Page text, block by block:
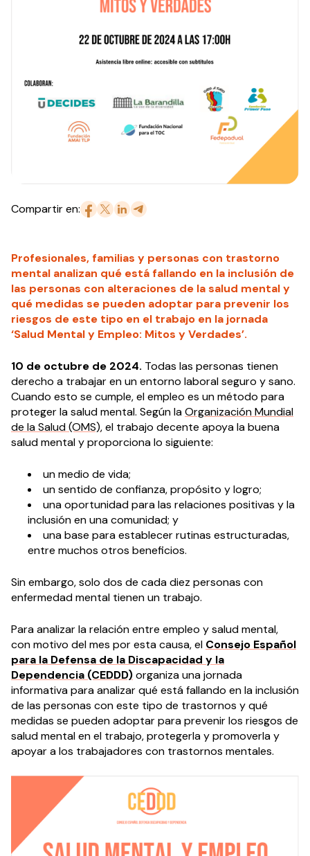
Compartir en:
Profesionales, familias y personas con trastorno
mental analizan qué está fallando en la inclusión de
las personas con alteraciones de la salud mental y
qué medidas se pueden adoptar para prevenir los
riesgos de este tipo en el trabajo en la jornada
‘Salud Mental y Empleo: Mitos y Verdades’.
10 de octubre de 2024. Todas las personas tienen
derecho a trabajar en un entorno laboral seguro y sano.
Cuando esto se cumple, el empleo es un método para
proteger la salud mental. Según laOrganización Mundial
de la Salud (OMS), el trabajo decente apoya la buena
salud mental y proporciona lo siguiente:
un medio de vida;
un sentido de confianza, propósito y logro;
una oportunidad para las relaciones positivas y la
inclusión en una comunidad; y
una base para establecer rutinas estructuradas,
entre muchos otros beneficios.
Sin embargo, solo dos de cada diez personas con
enfermedad mental tienen un trabajo.
Para analizar la relación entre empleo y salud mental,
con motivo del mes por esta causa, el Consejo Español
para la Defensa de la Discapacidad y la
Dependencia (CEDDD)organiza una jornada
informativa para analizar qué está fallando en la inclusión
de las personas con este tipo de trastornos y qué
medidas se pueden adoptar para prevenir los riesgos de
salud mental en el trabajo, protegerla y promoverla y
apoyar a los trabajadores con trastornos mentales.